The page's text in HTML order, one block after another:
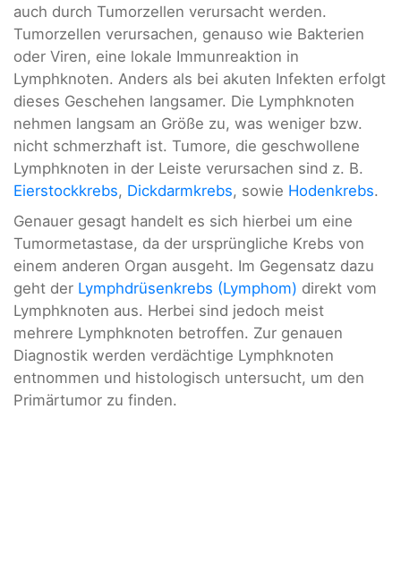
auch durch Tumorzellen verursacht werden.
Tumorzellen verursachen, genauso wie Bakterien
oder Viren, eine lokale Immunreaktion in
Lymphknoten. Anders als bei akuten Infekten erfolgt
dieses Geschehen langsamer. Die Lymphknoten
nehmen langsam an Größe zu, was weniger bzw.
nicht schmerzhaft ist. Tumore, die geschwollene
Lymphknoten in der Leiste verursachen sind z. B.
Eierstockkrebs, Dickdarmkrebs, sowie Hodenkrebs.
Genauer gesagt handelt es sich hierbei um eine
Tumormetastase, da der ursprüngliche Krebs von
einem anderen Organ ausgeht. Im Gegensatz dazu
geht der Lymphdrüsenkrebs (Lymphom) direkt vom
Lymphknoten aus. Herbei sind jedoch meist
mehrere Lymphknoten betroffen. Zur genauen
Diagnostik werden verdächtige Lymphknoten
entnommen und histologisch untersucht, um den
Primärtumor zu finden.